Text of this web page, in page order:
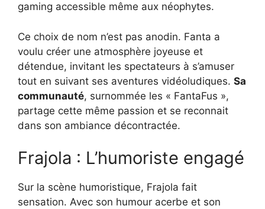
gaming accessible même aux néophytes.
Ce choix de nom n’est pas anodin. Fanta a
voulu créer une atmosphère joyeuse et
détendue, invitant les spectateurs à s’amuser
tout en suivant ses aventures vidéoludiques. Sa
communauté, surnommée les « FantaFus »,
partage cette même passion et se reconnait
dans son ambiance décontractée.
Frajola : L’humoriste engagé
Sur la scène humoristique, Frajola fait
sensation. Avec son humour acerbe et son